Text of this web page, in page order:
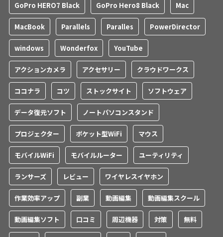
GoPro HERO7 Black GoPro Hero8 Black Mac
MacBook Parallels Paralles PowerDirector
windows Wonderfox YouTube
アクションカメラ アクセサリー クラウドワークス
ココナラ コツ ストックサイト ソフトウェア
データ復元ソフト ノートパソコンスタンド
プロジェクター ポケット型WiFi マウス
モバイルWiFi モバイルルーター ユーティリティ
ランサーズ レビュー ワイヤレスイヤホン
作業効率アップ 副業 動画編集 動画編集スクール
動画編集ソフト 口コミ 周辺機器 対策 無料